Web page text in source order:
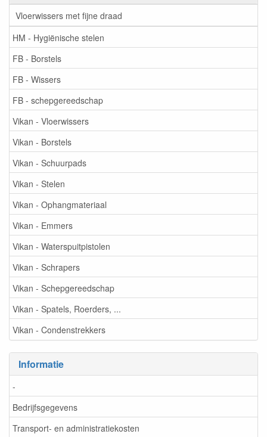
Vloerwissers met fijne draad
HM - Hygiënische stelen
FB - Borstels
FB - Wissers
FB - schepgereedschap
Vikan - Vloerwissers
Vikan - Borstels
Vikan - Schuurpads
Vikan - Stelen
Vikan - Ophangmateriaal
Vikan - Emmers
Vikan - Waterspuitpistolen
Vikan - Schrapers
Vikan - Schepgereedschap
Vikan - Spatels, Roerders, ...
Vikan - Condenstrekkers
Informatie
-
Bedrijfsgegevens
Transport- en administratiekosten